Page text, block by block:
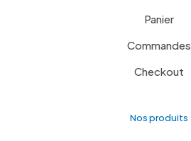
Panier
Commandes
Checkout
Nos produits